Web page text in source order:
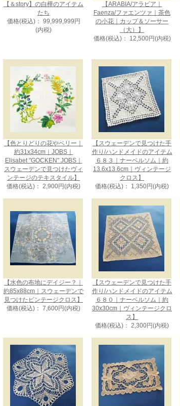
【＆story】の白樺のアイテム
たち
価格(税込)： 99,999,999円
(内税)
【ARABIA/アラビア｜
Faenza/ファエンツァ｜茶色
の小花｜カップ＆ソーサー
（大）】
価格(税込)： 12,500円(内税)
【色とりどりの花やベリー｜
約31x34cm｜JOBS｜
Elisabet "GOCKEN" JOBS｜
スウェーデンで見つけたヴィ
ンテージのテキスタイル】
価格(税込)： 2,900円(内税)
【スウェーデンで見つけた手
作り/ハンドメイドのアイテム
６８３｜ナーベルソム｜約
13.6x13.6cm｜ヴィンテージ
クロス】
価格(税込)： 1,350円(内税)
【水色の布地にデイジー？｜
約85x88cm｜スウェーデンで
見つけたビンテージクロス】
価格(税込)： 7,600円(内税)
【スウェーデンで見つけた手
作り/ハンドメイドのアイテム
６８０｜ナーベルソム｜約
30x30cm｜ヴィンテージクロ
ス】
価格(税込)： 2,300円(内税)